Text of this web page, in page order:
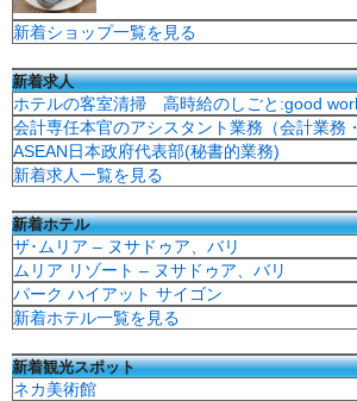
新着ショップ一覧を見る
新着求人
ホテルの客室清掃 高時給のしごと:good
会計専任本官のアシスタント業務（会計業務
ASEAN日本政府代表部(秘書的業務)
新着求人一覧を見る
新着ホテル
ザ･ムリア – ヌサドゥア、バリ
ムリア リゾート – ヌサドゥア、バリ
パーク ハイアット サイゴン
新着ホテル一覧を見る
新着観光スポット
ネカ美術館